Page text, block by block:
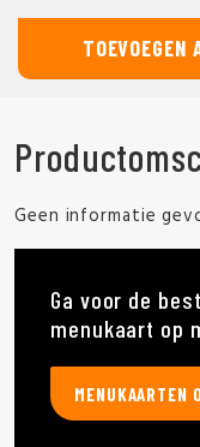
TOEVOEGEN
Geen informatie
Ga voor de
menukaart op
MENUKAARTEN